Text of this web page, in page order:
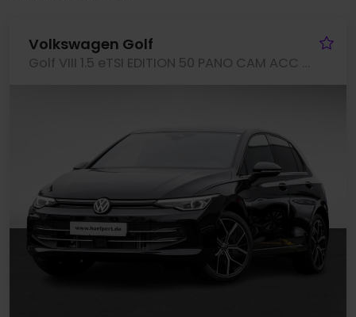
Volkswagen Golf
Golf VIII 1.5 eTSI EDITION 50 PANO CAM ACC LM18